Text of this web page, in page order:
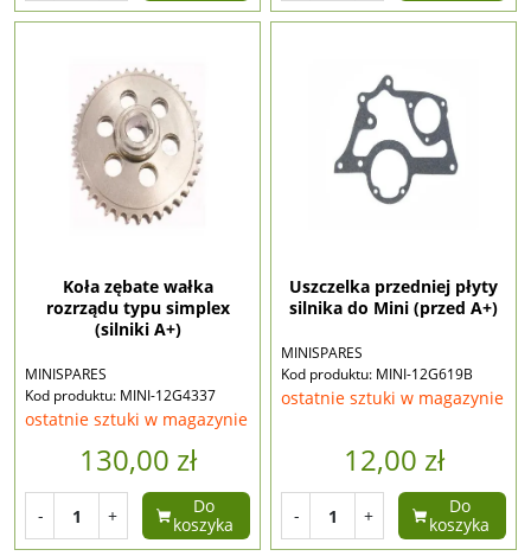
Koła zębate wałka
rozrządu typu simplex
(silniki A+)
MINISPARES
Kod produktu: MINI-12G4337
ostatnie sztuki w magazynie
130,00 zł
- +
Do
koszyka
Uszczelka przedniej płyty
silnika do Mini (przed A+)
MINISPARES
Kod produktu: MINI-12G619B
ostatnie sztuki w magazynie
12,00 zł
- +
Do
koszyka